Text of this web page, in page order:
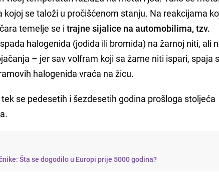
se taloži u pročišćenom stanju. Na reakcijama
temelje se i trajne sijalice na automobilima, tzv.
halogenida (jodida ili bromida) na žarnoj niti, ali
– jer sav volfram koji sa žarne niti ispari, spaja
halogenida vraća na žicu.
se pedesetih i šezdesetih godina prošloga stoljeća
Šta se dogodilo u Europi prije 5000 godina?